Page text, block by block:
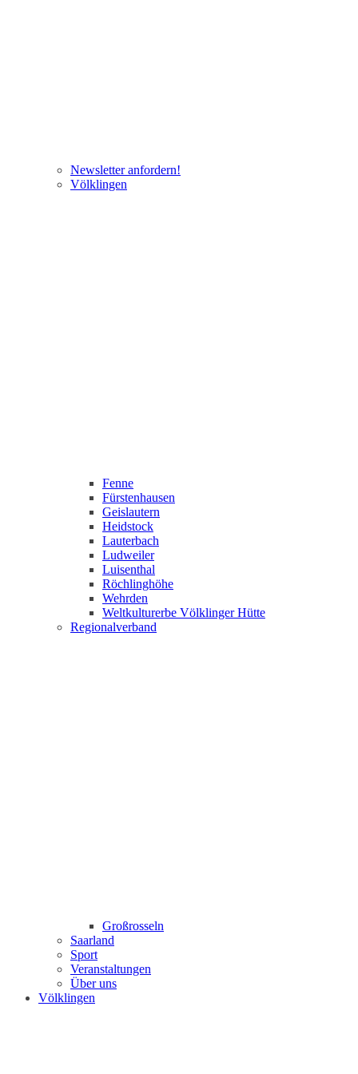
Newsletter anfordern!
Völklingen
Fenne
Fürstenhausen
Geislautern
Heidstock
Lauterbach
Ludweiler
Luisenthal
Röchlinghöhe
Wehrden
Weltkulturerbe Völklinger Hütte
Regionalverband
Großrosseln
Saarland
Sport
Veranstaltungen
Über uns
Völklingen